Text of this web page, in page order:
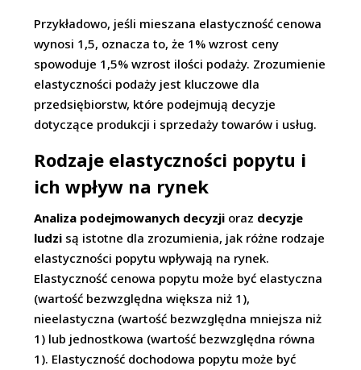
Przykładowo, jeśli mieszana elastyczność cenowa
wynosi 1,5, oznacza to, że 1% wzrost ceny
spowoduje 1,5% wzrost ilości podaży. Zrozumienie
elastyczności podaży jest kluczowe dla
przedsiębiorstw, które podejmują decyzje
dotyczące produkcji i sprzedaży towarów i usług.
Rodzaje elastyczności popytu i
ich wpływ na rynek
Analiza podejmowanych decyzji oraz decyzje
ludzi są istotne dla zrozumienia, jak różne rodzaje
elastyczności popytu wpływają na rynek.
Elastyczność cenowa popytu może być elastyczna
(wartość bezwzględna większa niż 1),
nieelastyczna (wartość bezwzględna mniejsza niż
1) lub jednostkowa (wartość bezwzględna równa
1). Elastyczność dochodowa popytu może być